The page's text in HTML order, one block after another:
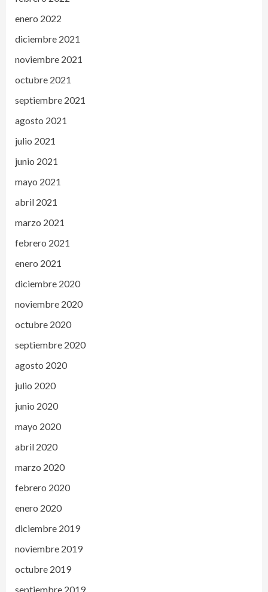
enero 2022
diciembre 2021
noviembre 2021
octubre 2021
septiembre 2021
agosto 2021
julio 2021
junio 2021
mayo 2021
abril 2021
marzo 2021
febrero 2021
enero 2021
diciembre 2020
noviembre 2020
octubre 2020
septiembre 2020
agosto 2020
julio 2020
junio 2020
mayo 2020
abril 2020
marzo 2020
febrero 2020
enero 2020
diciembre 2019
noviembre 2019
octubre 2019
septiembre 2019